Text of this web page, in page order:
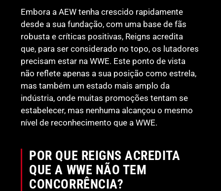
Embora a AEW tenha crescido rapidamente
desde a sua fundação, com uma base de fãs
robusta e críticas positivas, Reigns acredita
que, para ser considerado no topo, os lutadores
precisam estar na WWE. Este ponto de vista
não reflete apenas a sua posição como estrela,
mas também um estado mais amplo da
indústria, onde muitas promoções tentam se
estabelecer, mas nenhuma alcançou o mesmo
nível de reconhecimento que a WWE.
POR QUE REIGNS ACREDITA
QUE A WWE NÃO TEM
CONCORRÊNCIA?